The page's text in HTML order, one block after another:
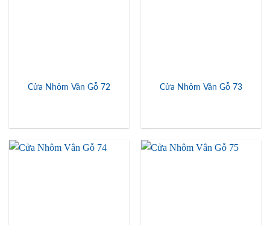
Cửa Nhôm Vân Gỗ 72 Cửa Nhôm Vân Gỗ 73